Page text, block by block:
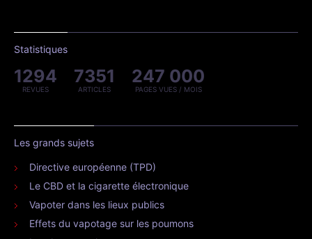
Statistiques
1294
REVUES
7351
ARTICLES
247 000
PAGES VUES / MOIS
Les grands sujets
Directive européenne (TPD)
Le CBD et la cigarette électronique
Vapoter dans les lieux publics
Effets du vapotage sur les poumons